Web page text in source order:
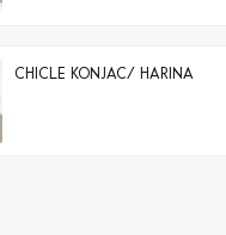
CHICLE KONJAC/ HARINA